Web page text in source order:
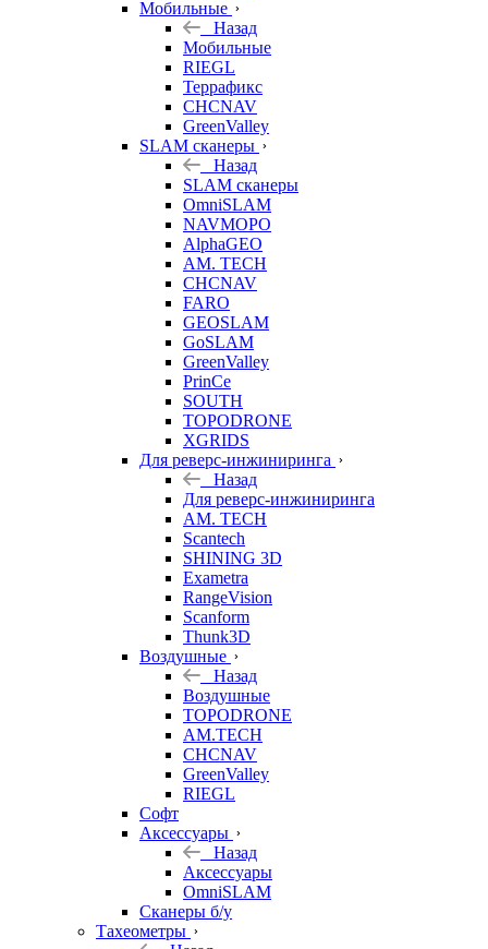
Мобильные
Назад
Мобильные
RIEGL
Террафикс
CHCNAV
GreenValley
SLAM сканеры
Назад
SLAM сканеры
OmniSLAM
NAVMOPO
AlphaGEO
AM. TECH
CHCNAV
FARO
GEOSLAM
GoSLAM
GreenValley
PrinCe
SOUTH
TOPODRONE
XGRIDS
Для реверс-инжиниринга
Назад
Для реверс-инжиниринга
AM. TECH
Scantech
SHINING 3D
Exametra
RangeVision
Scanform
Thunk3D
Воздушные
Назад
Воздушные
TOPODRONE
AM.TECH
CHCNAV
GreenValley
RIEGL
Софт
Аксессуары
Назад
Аксессуары
OmniSLAM
Сканеры б/у
Тахеометры